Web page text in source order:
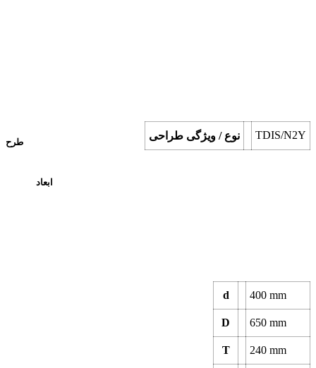
طرح
نوع / ویژگی طراحی TDIS/N2Y
ابعاد
d 400 mm
D 650 mm
T 240 mm